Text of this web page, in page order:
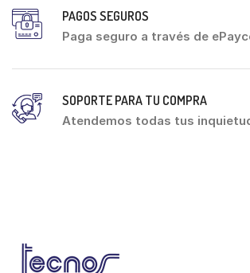
PAGOS SEGUROS
Paga seguro a través de
SOPORTE PARA TU COMPRA
Atendemos todas tus